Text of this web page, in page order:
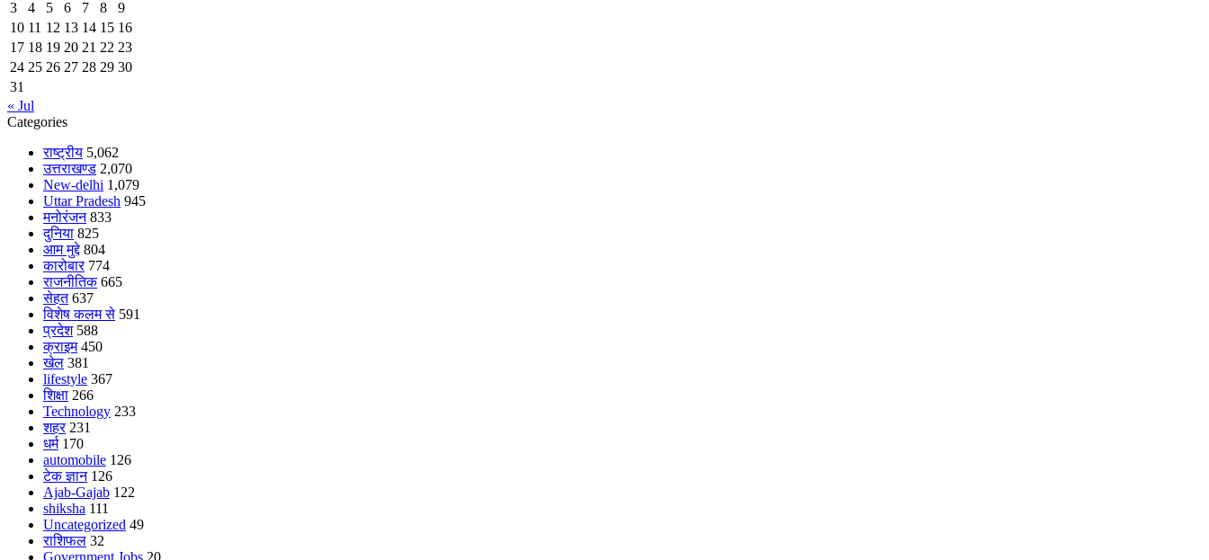
3
4 5 6 7 8
9
10 11 12 13 14 15 16
17 18 19 20 21 22 23
24 25 26 27 28 29 30
31
« Jul
Categories
राष्ट्रीय 5,062
उत्तराखण्ड 2,070
New-delhi 1,079
Uttar Pradesh 945
मनोरंजन 833
दुनिया 825
आम मुद्दे 804
कारोबार 774
राजनीतिक 665
सेहत 637
विशेष कलम से 591
प्रदेश 588
क्राइम 450
खेल 381
lifestyle 367
शिक्षा 266
Technology 233
शहर 231
धर्म 170
automobile 126
टेक ज्ञान 126
Ajab-Gajab 122
shiksha 111
Uncategorized 49
राशिफल 32
Government Jobs 20